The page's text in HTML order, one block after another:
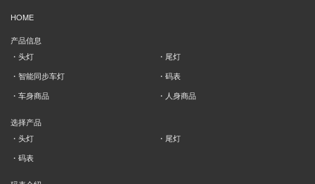
HOME
产品信息
头灯
尾灯
智能同步车灯
码表
车身商品
人身商品
选择产品
头灯
尾灯
码表